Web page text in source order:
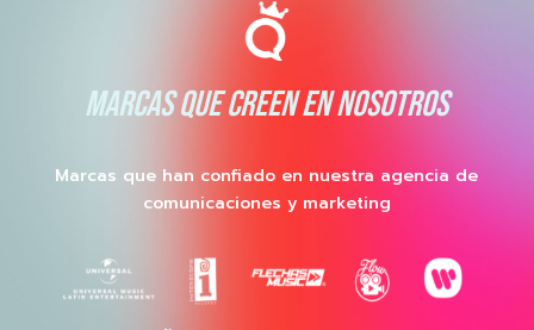
MARCAS QUE CREEN EN NOSOTROS
Marcas que han confiado en nuestra agencia de
comunicaciones y marketing